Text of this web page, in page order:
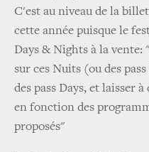
C'est au niveau de la
cette année puisque le
Days & Nights à la vente:
sur ces Nuits (ou des
des pass Days, et laisser
en fonction des
proposés"